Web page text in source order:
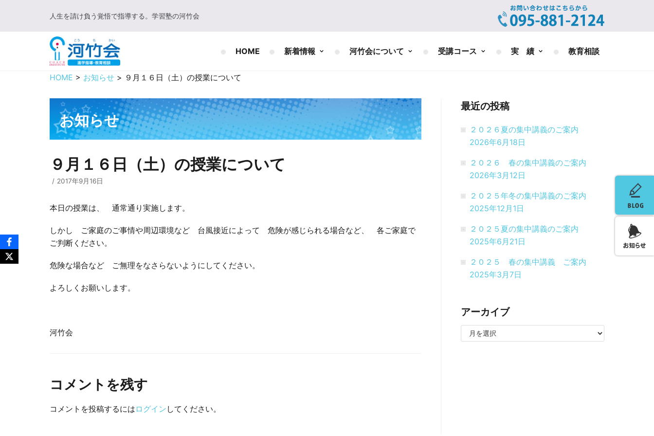
人生を請け負う覚悟で指導する。学習塾の河竹会
HOME 新着情報 河竹会について 受講コース 実 績 教育相談
HOME > お知らせ > ９月１６日（土）の授業について
お知らせ
９月１６日（土）の授業について
2017年9月16日
本日の授業は、 通常通り実施します。
しかし ご家庭のご事情や周辺環境など 台風接近によって 危険が感じられる場合など、 各ご家庭で
ご判断ください。
危険な場合など ご無理をなさらないようにしてください。
よろしくお願いします。
河竹会
コメントを残す
コメントを投稿するには ログイン してください。
最近の投稿
２０２６夏の集中講義のご案内
2026年6月18日
２０２６ 春の集中講義のご案内
2026年3月12日
２０２５年冬の集中講義のご案内
2025年12月1日
２０２５夏の集中講義のご案内
2025年6月21日
２０２５ 春の集中講義 ご案内
2025年3月7日
アーカイブ